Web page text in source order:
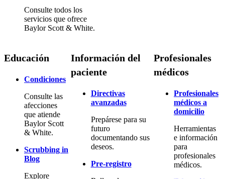
Consulte todos los
servicios que ofrece
Baylor Scott & White.
Educación
Condiciones
Consulte las
afecciones
que atiende
Baylor Scott
& White.
Scrubbing in
Blog
Explore
Información del
paciente
Directivas
avanzadas
Prepárese para su
futuro
documentando sus
deseos.
Pre-registro
Profesionales
médicos
Profesionales
médicos a
domicilio
Herramientas
e información
para
profesionales
médicos.